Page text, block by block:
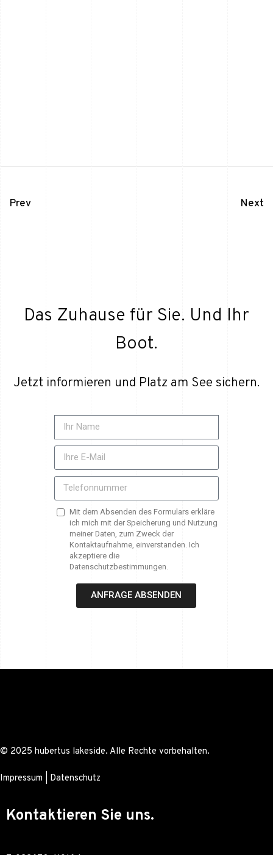
Prev Next
Das Zuhause für Sie. Und Ihr
Boot.
Jetzt informieren und Platz am See sichern.
Mit dem Absenden des Formulars erkläre
ich mich mit der Speicherung und Nutzung
meiner Daten, zum Zweck der
Kontaktaufnahme, einverstanden. Ich
akzeptiere die
Datenschutzbestimmungen.
ANFRAGE ABSENDEN
© 2025 hubertus lakeside. Alle Rechte vorbehalten.
Impressum Datenschutz
Kontaktieren Sie uns.